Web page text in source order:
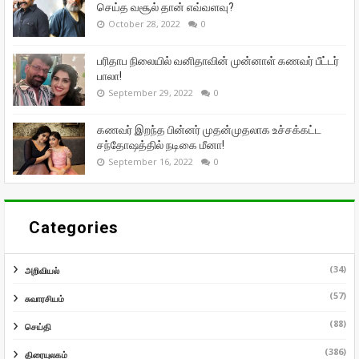
செய்த வசூல் தான் எவ்வளவு?
October 28, 2022 0
பரிதாப நிலையில் வனிதாவின் முன்னாள் கணவர் பீட்டர்
பாலா!
September 29, 2022 0
கணவர் இறந்த பின்னர் முதன்முதலாக உச்சக்கட்ட
சந்தோஷத்தில் நடிகை மீனா!
September 16, 2022 0
Categories
அறிவியல் (34)
சுவாரசியம் (57)
செய்தி (88)
திரையுலகம் (386)